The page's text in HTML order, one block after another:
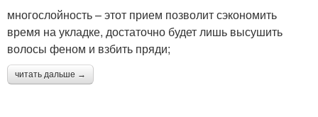
многослойность – этот прием позволит сэкономить
время на укладке, достаточно будет лишь высушить
волосы феном и взбить пряди;
читать дальше →